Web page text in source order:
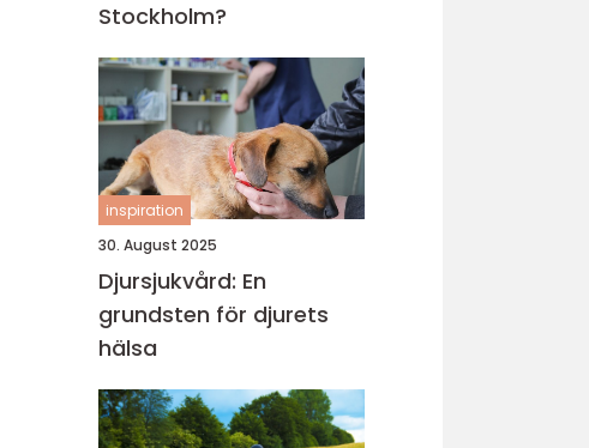
Stockholm?
inspiration
30. August 2025
Djursjukvård: En
grundsten för djurets
hälsa